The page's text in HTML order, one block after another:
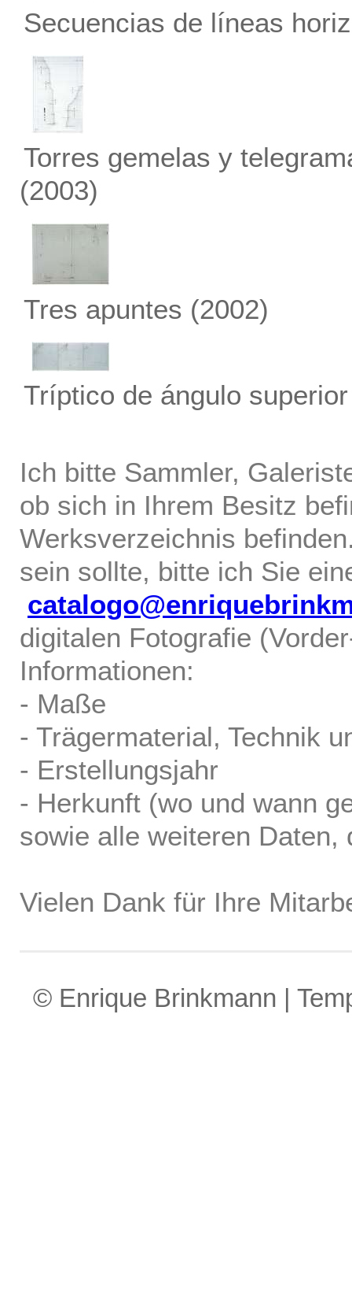
Secuencias de líneas
Torres gemelas y
(2003)
Tres apuntes (2002)
Tríptico de ángulo
Ich bitte Sammler,
ob sich in Ihrem Besitz
Werksverzeichnis
sein sollte, bitte ich Sie
digitalen Fotografie
Informationen:
- Maße
- Trägermaterial, Technik
- Erstellungsjahr
- Herkunft (wo und wann
sowie alle weiteren
Vielen Dank für Ihre
© Enrique Brinkmann |